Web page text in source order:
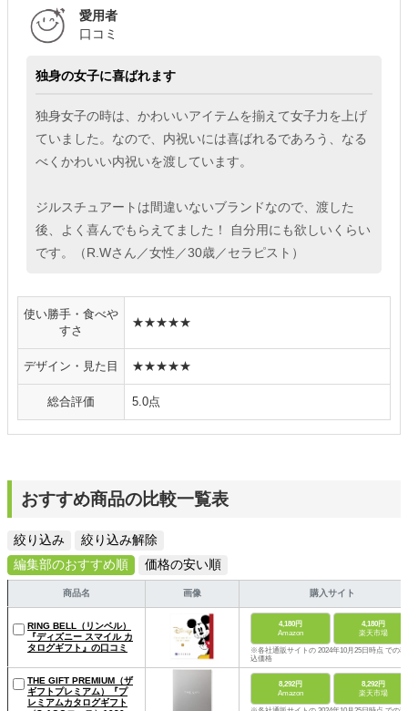
愛用者
口コミ
独身の女子に喜ばれます
独身女子の時は、かわいいアイテムを揃えて女子力を上げ
ていました。なので、内祝いには喜ばれるであろう、なる
べくかわいい内祝いを渡しています。
ジルスチュアートは間違いないブランドなので、渡した
後、よく喜んでもらえてました！ 自分用にも欲しいくらい
です。（R.Wさん／女性／30歳／セラピスト）
使い勝手・食べや
すさ
★★★★★
デザイン・見た目 ★★★★★
総合評価 5.0点
おすすめ商品の比較一覧表
絞り込み
絞り込み解除
編集部のおすすめ順
価格の安い順
商品名 画像 購入サイト
RING BELL（リンベル）
『ディズニー スマイル カ
タログギフト』の口コミ
4,180円
Amazon
4,180円
楽天市場
※各社通販サイトの 2024年10月25日時点 での税
込価格
THE GIFT PREMIUM（ザ
ギフトプレミアム）『プ
レミアムカタログギフト
8,292円
Amazon
8,292円
楽天市場